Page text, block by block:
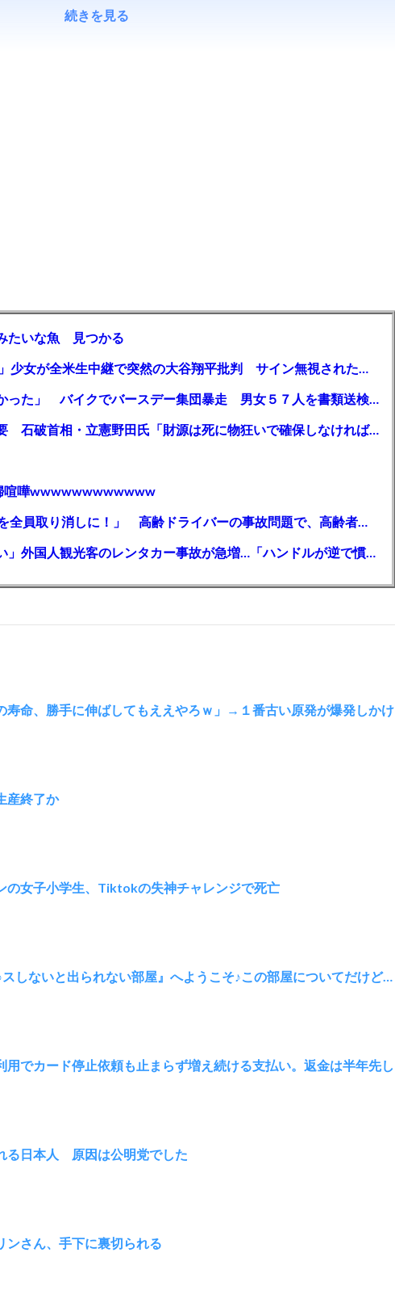
続きを見る
たいな魚 見つかる
【MLB】「大谷は謙虚ではない」少女が全米生中継で突然の大谷翔平批判 サイン無視された過去明かす
【千葉】「みんなで走れて楽しかった」 バイクでバースデー集団暴走 男女５７人を書類送検 SNSで参加者募る
ガソリン減税、１兆円の財源必要 石破首相・立憲野田氏「財源は死に物狂いで確保しなければならない」「本当に死に物狂いで」
喧嘩wwwwwwwwwwww
【芸能】高橋真麻「80代で免許を全員取り消しに！」 高齢ドライバーの事故問題で、高齢者の運転免許取り消し法を提案
【🗻】「富士山きれいに撮りたい」外国人観光客のレンタカー事故が急増…「ハンドルが逆で慣れず」、道の狭さも
寿命、勝手に伸ばしてもええやろｗ」→１番古い原発が爆発しかけ
産終了か
の女子小学生、Tiktokの失神チャレンジで死亡
しないと出られない部屋』へようこそ♪この部屋についてだけど…
用でカード停止依頼も止まらず増え続ける支払い。返金は半年先し
る日本人 原因は公明党でした
ンさん、手下に裏切られる